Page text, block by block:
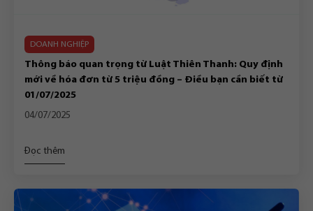
DOANH NGHIỆP
Thông báo quan trọng từ Luật Thiên Thanh: Quy định
mới về hóa đơn từ 5 triệu đồng – Điều bạn cần biết từ
01/07/2025
04/07/2025
Đọc thêm